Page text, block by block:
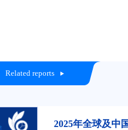
Related reports
2025年全球及中